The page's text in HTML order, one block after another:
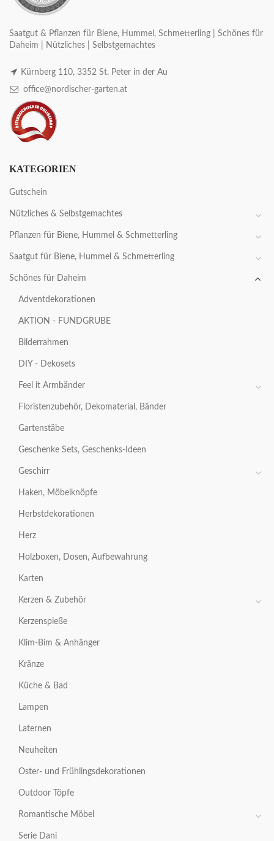
Saatgut & Pflanzen für Biene, Hummel, Schmetterling | Schönes für
Daheim | Nützliches | Selbstgemachtes
Kürnberg 110, 3352 St. Peter in der Au
office@nordischer-garten.at
KATEGORIEN
Gutschein
Nützliches & Selbstgemachtes
Pflanzen für Biene, Hummel & Schmetterling
Saatgut für Biene, Hummel & Schmetterling
Schönes für Daheim
Adventdekorationen
AKTION - FUNDGRUBE
Bilderrahmen
DIY - Dekosets
Feel it Armbänder
Floristenzubehör, Dekomaterial, Bänder
Gartenstäbe
Geschenke Sets, Geschenks-Ideen
Geschirr
Haken, Möbelknöpfe
Herbstdekorationen
Herz
Holzboxen, Dosen, Aufbewahrung
Karten
Kerzen & Zubehör
Kerzenspieße
Klim-Bim & Anhänger
Kränze
Küche & Bad
Lampen
Laternen
Neuheiten
Oster- und Frühlingsdekorationen
Outdoor Töpfe
Romantische Möbel
Serie Dani